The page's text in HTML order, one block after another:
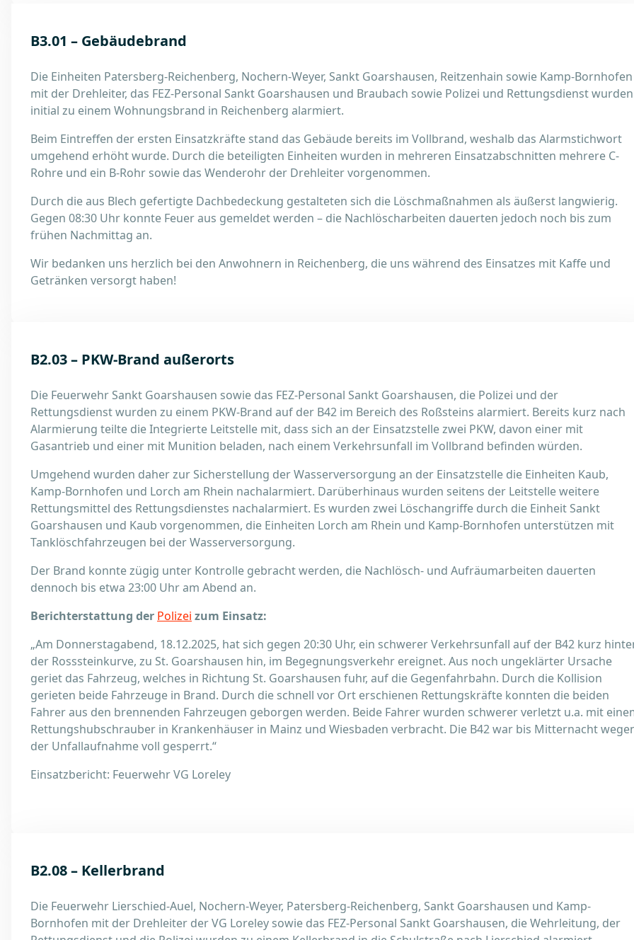
B3.01 – Gebäudebrand
Die Einheiten Patersberg-Reichenberg, Nochern-Weyer, Sankt Goarshausen, Reitzenhain sowie Kamp-Bornhofen
mit der Drehleiter, das FEZ-Personal Sankt Goarshausen und Braubach sowie Polizei und Rettungsdienst wurden
initial zu einem Wohnungsbrand in Reichenberg alarmiert.
Beim Eintreffen der ersten Einsatzkräfte stand das Gebäude bereits im Vollbrand, weshalb das Alarmstichwort
umgehend erhöht wurde. Durch die beteiligten Einheiten wurden in mehreren Einsatzabschnitten mehrere C-
Rohre und ein B-Rohr sowie das Wenderohr der Drehleiter vorgenommen.
Durch die aus Blech gefertigte Dachbedeckung gestalteten sich die Löschmaßnahmen als äußerst langwierig.
Gegen 08:30 Uhr konnte Feuer aus gemeldet werden – die Nachlöscharbeiten dauerten jedoch noch bis zum
frühen Nachmittag an.
Wir bedanken uns herzlich bei den Anwohnern in Reichenberg, die uns während des Einsatzes mit Kaffe und
Getränken versorgt haben!
B2.03 – PKW-Brand außerorts
Die Feuerwehr Sankt Goarshausen sowie das FEZ-Personal Sankt Goarshausen, die Polizei und der
Rettungsdienst wurden zu einem PKW-Brand auf der B42 im Bereich des Roßsteins alarmiert. Bereits kurz nach
Alarmierung teilte die Integrierte Leitstelle mit, dass sich an der Einsatzstelle zwei PKW, davon einer mit
Gasantrieb und einer mit Munition beladen, nach einem Verkehrsunfall im Vollbrand befinden würden.
Umgehend wurden daher zur Sicherstellung der Wasserversorgung an der Einsatzstelle die Einheiten Kaub,
Kamp-Bornhofen und Lorch am Rhein nachalarmiert. Darüberhinaus wurden seitens der Leitstelle weitere
Rettungsmittel des Rettungsdienstes nachalarmiert. Es wurden zwei Löschangriffe durch die Einheit Sankt
Goarshausen und Kaub vorgenommen, die Einheiten Lorch am Rhein und Kamp-Bornhofen unterstützen mit
Tanklöschfahrzeugen bei der Wasserversorgung.
Der Brand konnte zügig unter Kontrolle gebracht werden, die Nachlösch- und Aufräumarbeiten dauerten
dennoch bis etwa 23:00 Uhr am Abend an.
Berichterstattung der Polizei zum Einsatz:
„Am Donnerstagabend, 18.12.2025, hat sich gegen 20:30 Uhr, ein schwerer Verkehrsunfall auf der B42 kurz
der Rosssteinkurve, zu St. Goarshausen hin, im Begegnungsverkehr ereignet. Aus noch ungeklärter Ursache
geriet das Fahrzeug, welches in Richtung St. Goarshausen fuhr, auf die Gegenfahrbahn. Durch die Kollision
gerieten beide Fahrzeuge in Brand. Durch die schnell vor Ort erschienen Rettungskräfte konnten die beiden
Fahrer aus den brennenden Fahrzeugen geborgen werden. Beide Fahrer wurden schwerer verletzt u.a. mit
Rettungshubschrauber in Krankenhäuser in Mainz und Wiesbaden verbracht. Die B42 war bis Mitternacht
der Unfallaufnahme voll gesperrt.“
Einsatzbericht: Feuerwehr VG Loreley
B2.08 – Kellerbrand
Die Feuerwehr Lierschied-Auel, Nochern-Weyer, Patersberg-Reichenberg, Sankt Goarshausen und Kamp-
Bornhofen mit der Drehleiter der VG Loreley sowie das FEZ-Personal Sankt Goarshausen, die Wehrleitung, der